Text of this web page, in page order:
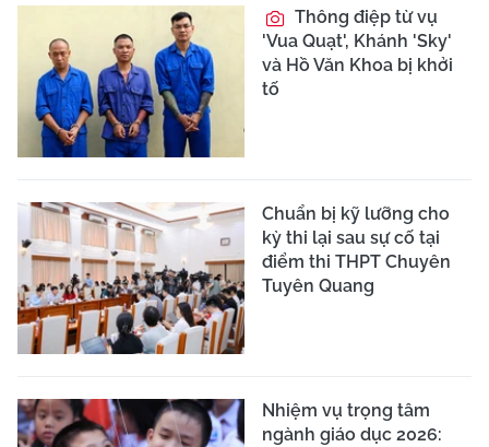
Thông điệp từ vụ
'Vua Quạt', Khánh 'Sky'
và Hồ Văn Khoa bị khởi
tố
Chuẩn bị kỹ lưỡng cho
kỳ thi lại sau sự cố tại
điểm thi THPT Chuyên
Tuyên Quang
Nhiệm vụ trọng tâm
ngành giáo dục 2026: